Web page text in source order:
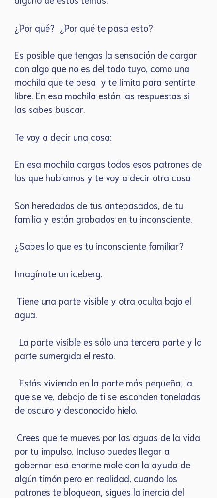
¿Por qué? ¿Por qué te pasa esto?
Es posible que tengas la sensación de cargar
con algo que no es del todo tuyo, como una
mochila que te pesa y te limita para sentirte
libre. En esa mochila están las respuestas si
las sabes buscar.
Te voy a decir una cosa:
En esa mochila cargas todos esos patrones de
los que hablamos y te voy a decir otra cosa
Son heredados de tus antepasados, de tu
familia y están grabados en tu inconsciente.
¿Sabes lo que es tu inconsciente familiar?
Imagínate un iceberg.
Tiene una parte visible y otra oculta bajo el
agua.
La parte visible es sólo una tercera parte y la
parte sumergida el resto.
Estás viviendo en la parte más pequeña, la
que se ve, debajo de ti se esconden toneladas
de oscuro y desconocido hielo.
Crees que te mueves por las aguas de la vida
por tu impulso. Incluso puedes llegar a
gobernar esa enorme mole con la ayuda de
algún timón pero en realidad, cuando los
patrones te bloquean, sigues la inercia del